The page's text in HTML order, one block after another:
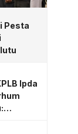
Pesta
Ipda